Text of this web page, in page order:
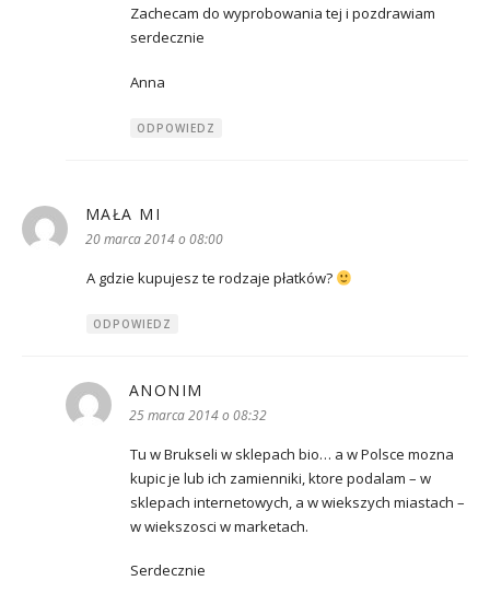
Zachecam do wyprobowania tej i pozdrawiam
serdecznie
Anna
ODPOWIEDZ
MAŁA MI
20 marca 2014 o 08:00
A gdzie kupujesz te rodzaje płatków?
ODPOWIEDZ
ANONIM
25 marca 2014 o 08:32
Tu w Brukseli w sklepach bio… a w Polsce mozna
kupic je lub ich zamienniki, ktore podalam – w
sklepach internetowych, a w wiekszych miastach –
w wiekszosci w marketach.
Serdecznie